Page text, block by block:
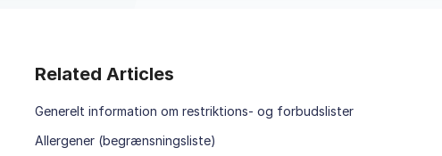
Related Articles
Generelt information om restriktions- og forbudslister
Allergener (begrænsningsliste)